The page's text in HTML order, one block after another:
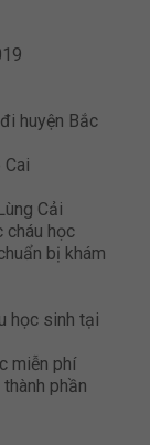
huyện Bắc
Cải
cháu học
bị khám
học sinh tại
miễn phí
phần